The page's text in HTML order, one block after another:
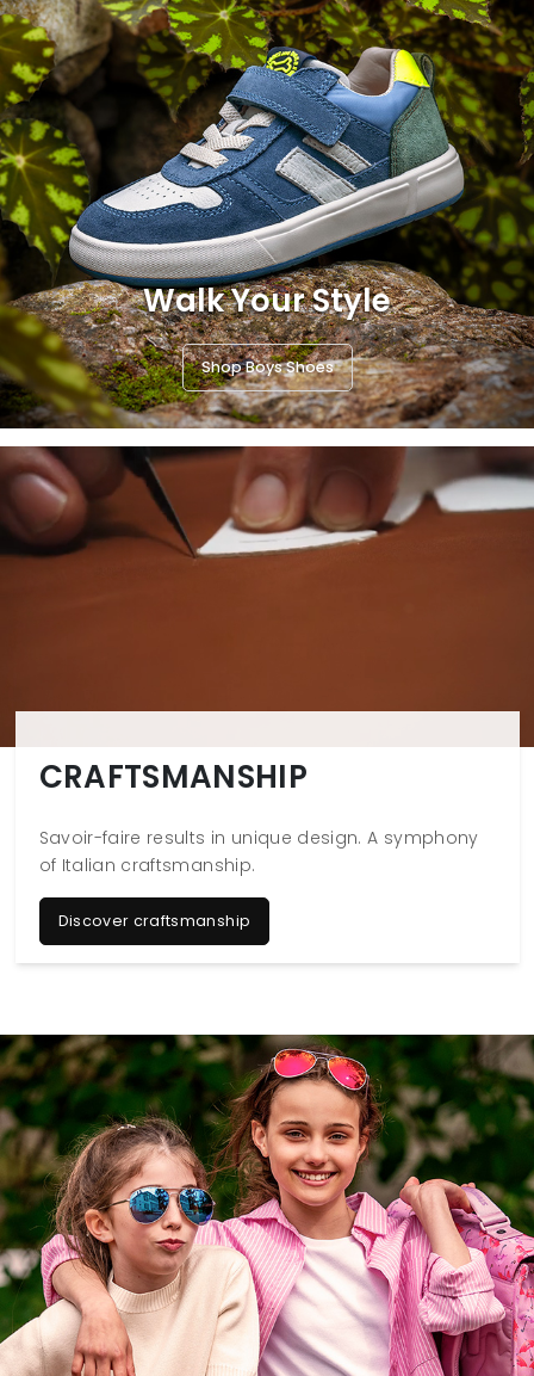
Walk Your Style
Shop Boys Shoes
CRAFTSMANSHIP
Savoir-faire results in unique design. A symphony
of Italian craftsmanship.
Discover craftsmanship